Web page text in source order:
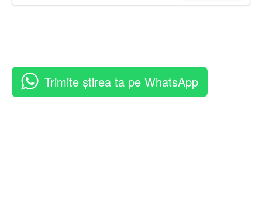
Trimite știrea ta pe WhatsApp